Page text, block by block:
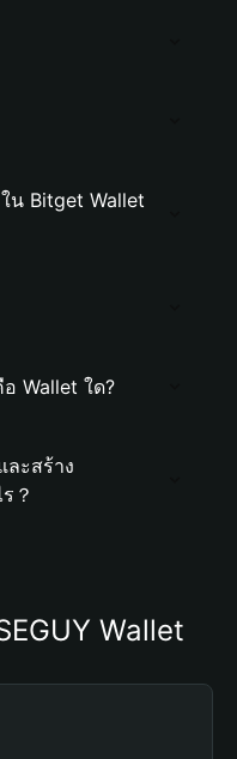
น Bitget Wallet
Wallet ใด?
ะสร้าง
？
Wallet